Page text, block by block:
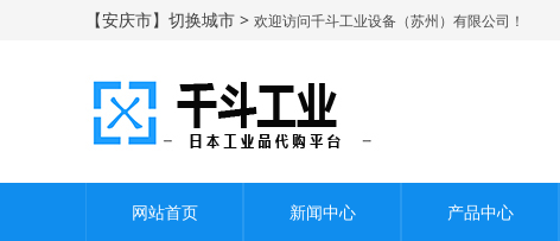
【安庆市】切换城市 > 欢迎访问千斗工业设备（苏州）有限公司！
网站首页 新闻中心 产品中心